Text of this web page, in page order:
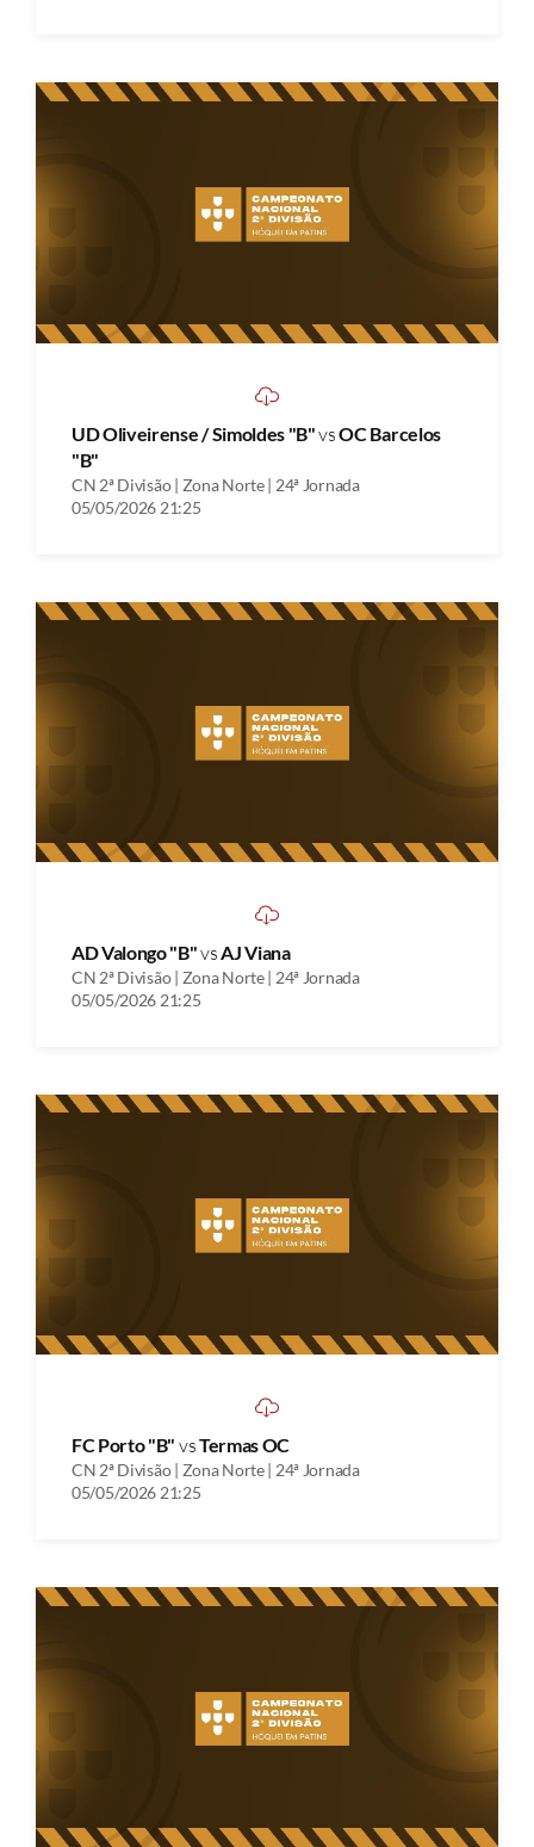
UD Oliveirense / Simoldes "B"vsOC Barcelos
"B"
CN 2ª Divisão | Zona Norte | 24ª Jornada
05/05/2026 21:25
AD Valongo "B"vsAJ Viana
CN 2ª Divisão | Zona Norte | 24ª Jornada
05/05/2026 21:25
FC Porto "B" vsTermas OC
CN 2ª Divisão | Zona Norte | 24ª Jornada
05/05/2026 21:25